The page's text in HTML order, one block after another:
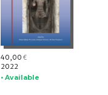
40,00 €
2022
• Available